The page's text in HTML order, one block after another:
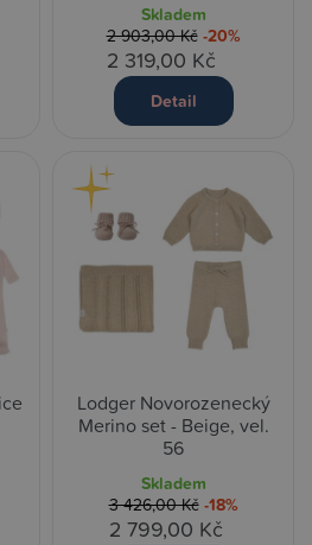
Skladem
2 903,00 Kč -20%
2 319,00 Kč
Detail
Lodger Novorozenecký
Merino set - Beige, vel.
56
Skladem
3 426,00 Kč -18%
2 799,00 Kč